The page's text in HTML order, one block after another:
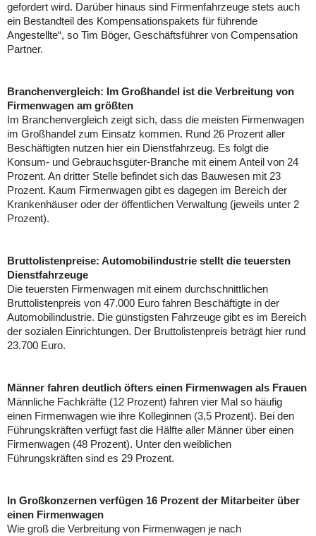
gefordert wird. Darüber hinaus sind Firmenfahrzeuge stets auch
ein Bestandteil des Kompensationspakets für führende
Angestellte“, so Tim Böger, Geschäftsführer von Compensation
Partner.
Branchenvergleich: Im Großhandel ist die Verbreitung von
Firmenwagen am größten
Im Branchenvergleich zeigt sich, dass die meisten Firmenwagen
im Großhandel zum Einsatz kommen. Rund 26 Prozent aller
Beschäftigten nutzen hier ein Dienstfahrzeug. Es folgt die
Konsum- und Gebrauchsgüter-Branche mit einem Anteil von 24
Prozent. An dritter Stelle befindet sich das Bauwesen mit 23
Prozent. Kaum Firmenwagen gibt es dagegen im Bereich der
Krankenhäuser oder der öffentlichen Verwaltung (jeweils unter 2
Prozent).
Bruttolistenpreise: Automobilindustrie stellt die teuersten
Dienstfahrzeuge
Die teuersten Firmenwagen mit einem durchschnittlichen
Bruttolistenpreis von 47.000 Euro fahren Beschäftigte in der
Automobilindustrie. Die günstigsten Fahrzeuge gibt es im Bereich
der sozialen Einrichtungen. Der Bruttolistenpreis beträgt hier rund
23.700 Euro.
Männer fahren deutlich öfters einen Firmenwagen als Frauen
Männliche Fachkräfte (12 Prozent) fahren vier Mal so häufig
einen Firmenwagen wie ihre Kolleginnen (3,5 Prozent). Bei den
Führungskräften verfügt fast die Hälfte aller Männer über einen
Firmenwagen (48 Prozent). Unter den weiblichen
Führungskräften sind es 29 Prozent.
In Großkonzernen verfügen 16 Prozent der Mitarbeiter über
einen Firmenwagen
Wie groß die Verbreitung von Firmenwagen je nach